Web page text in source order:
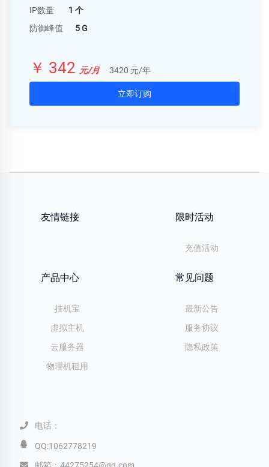
IP数量
1 个
防御峰值
5 G
￥ 342 元/月 3420 元/年
立即订购
友情链接 限时活动
充值活动
产品中心
挂机宝
虚拟主机
云服务器
物理机租用
常见问题
最新公告
服务协议
隐私政策
电话：
QQ:1062778219
邮箱：44275254@qq.com